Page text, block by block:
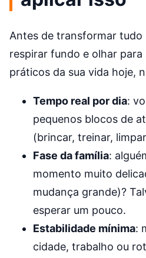
Antes de transformar tudo
respirar fundo e olhar
práticos da sua vida hoje,
Tempo real por dia:
pequenos blocos de
(brincar, treinar,
Fase da família:
momento muito
mudança grande)?
esperar um pouco.
Estabilidade mínima:
cidade, trabalho ou